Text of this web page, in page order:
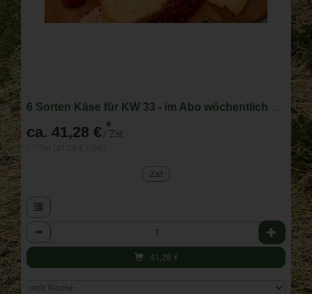
ca. 41,28 € *
/ Zst
Zst
Anzahl
41,28 €